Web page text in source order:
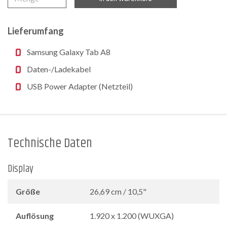
Lieferumfang
Samsung Galaxy Tab A8
Daten-/Ladekabel
USB Power Adapter (Netzteil)
Technische Daten
Display
Größe 26,69 cm / 10,5"
Auflösung 1.920 x 1.200 (WUXGA)